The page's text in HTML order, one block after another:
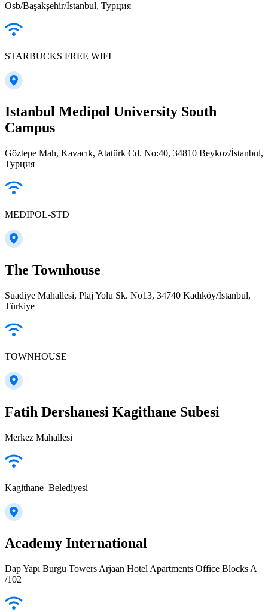
Osb/Başakşehir/İstanbul, Турция
STARBUCKS FREE WIFI
Istanbul Medipol University South
Campus
Göztepe Mah, Kavacık, Atatürk Cd. No:40, 34810 Beykoz/İstanbul,
Турция
MEDIPOL-STD
The Townhouse
Suadiye Mahallesi, Plaj Yolu Sk. No13, 34740 Kadıköy/İstanbul,
Türkiye
TOWNHOUSE
Fatih Dershanesi Kagithane Subesi
Merkez Mahallesi
Kagithane_Belediyesi
Academy International
Dap Yapı Burgu Towers Arjaan Hotel Apartments Office Blocks A
/102